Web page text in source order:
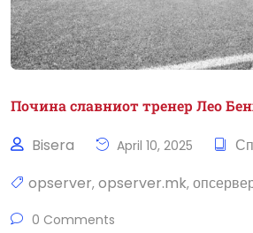
Почина славниот тренер Лео
Bisera April 10, 2025
opserver, opserver.mk,
0 Comments